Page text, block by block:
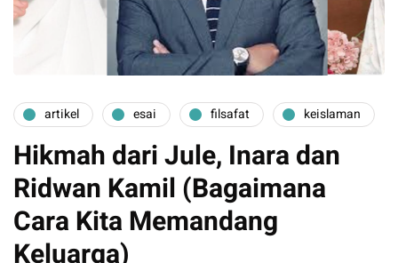
artikel esai filsafat keislaman
Hikmah dari Jule, Inara dan
Ridwan Kamil (Bagaimana
Cara Kita Memandang
Keluarga)